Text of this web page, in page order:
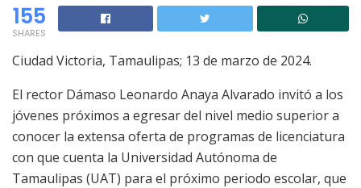
155
SHARES
Ciudad Victoria, Tamaulipas; 13 de marzo de 2024.
El rector Dámaso Leonardo Anaya Alvarado invitó a los
jóvenes próximos a egresar del nivel medio superior a
conocer la extensa oferta de programas de licenciatura
con que cuenta la Universidad Autónoma de
Tamaulipas (UAT) para el próximo periodo escolar, que